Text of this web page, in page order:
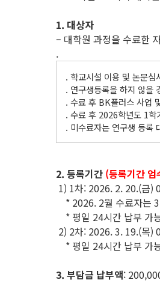
1. 대상자
– 대학원 과정을 수료한
.
. 학교시설 이용 및 논문
. 연구생등록을 하지 않을
. 수료 후 BK플러스 사업
. 수료 후 2026학년도 1학
. 미수료자는 연구생 등록
2. 등록기간 (등록기간 엄
1) 1차: 2026. 2. 20.(금)
* 2026. 2월 수료자는
* 평일 24시간 납부 가
2) 2차: 2026. 3. 19.(목)
* 평일 24시간 납부 가
3. 부담금 납부액: